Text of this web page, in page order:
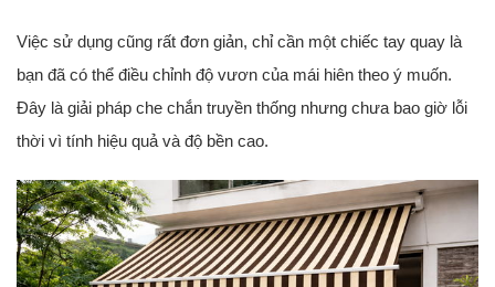
Việc sử dụng cũng rất đơn giản, chỉ cần một chiếc tay quay là
bạn đã có thể điều chỉnh độ vươn của mái hiên theo ý muốn.
Đây là giải pháp che chắn truyền thống nhưng chưa bao giờ lỗi
thời vì tính hiệu quả và độ bền cao.